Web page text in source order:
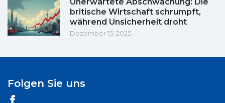
britische Wirtschaft schrumpft,
während Unsicherheit droht
Dezember 15, 2025
Folgen Sie uns